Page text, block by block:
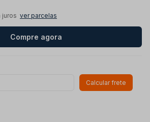
juros ver parcelas
Compre agora
Calcular frete